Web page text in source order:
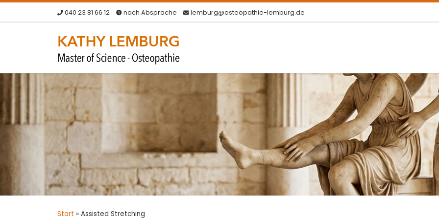
Zum Inhalt springen040 23 81 66 12 nach Absprache lemburg@osteopathie-lemburg.de
Start » Assisted Stretching